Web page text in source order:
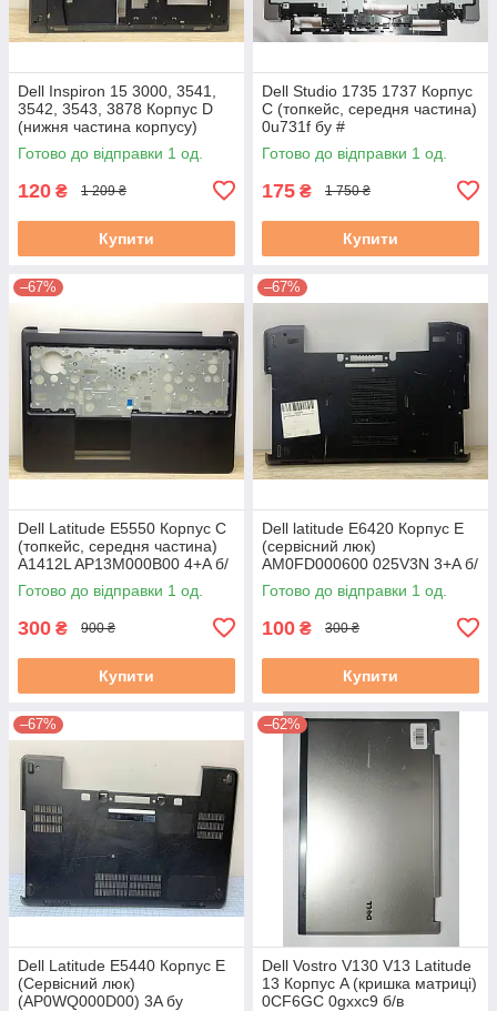
Dell Inspiron 15 3000, 3541,
3542, 3543, 3878 Корпус D
(нижня частина корпусу)
460.00H04.0004 0PKM2X
3.5С б/в
Готово до відправки 1 од.
120 ₴ 1 209 ₴
Купити
Dell Studio 1735 1737 Корпус
C (топкейс, середня частина)
0u731f бу #
Готово до відправки 1 од.
175 ₴ 1 750 ₴
Купити
–67%
Dell Latitude E5550 Корпус C
(топкейс, середня частина)
A1412L AP13M000B00 4+A б/
у
Готово до відправки 1 од.
300 ₴ 900 ₴
Купити
–67%
Dell latitude E6420 Корпус E
(сервісний люк)
AM0FD000600 025V3N 3+A б/
в # #
Готово до відправки 1 од.
100 ₴ 300 ₴
Купити
–67%
Dell Latitude E5440 Корпус E
(Сервісний люк)
(AP0WQ000D00) 3A бу
–62%
Dell Vostro V130 V13 Latitude
13 Корпус A (кришка матриці)
0CF6GC 0gxxc9 б/в